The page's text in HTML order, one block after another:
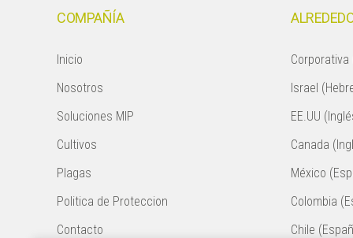
COMPAÑÍA
Inicio
Nosotros
Soluciones MIP
Cultivos
Plagas
Politica de Proteccion
Contacto
Corporativa
Israel
EE.UU
Canada
México
Colombia
Chile